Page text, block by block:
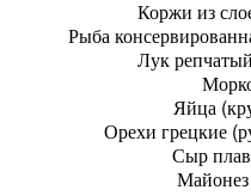
Коржи из
Рыба
Лук
Яйца
Орехи грецкие
Сыр